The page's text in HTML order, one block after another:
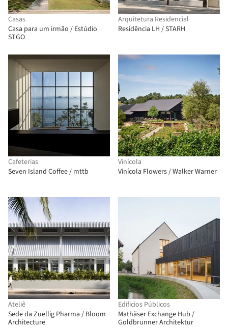
Casas
Casa para um irmão / Estúdio
STGO
Arquitetura Residencial
Residência LH / STARH
Cafeterias
Seven Island Coffee / mttb
Vinícola
Vinícola Flowers / Walker Warner
Ateliê
Sede da Zuellig Pharma / Bloom
Architecture
Edificios Públicos
Mathäser Exchange Hub /
Goldbrunner Architektur